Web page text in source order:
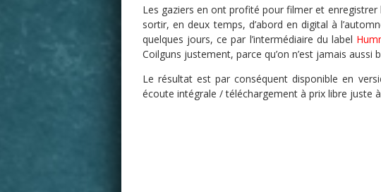
Les gaziers en ont profité pour filmer et
sortir, en deux temps, d’abord en digital à
quelques jours, ce par l’intermédiaire du label
Coilguns justement, parce qu’on n’est jamais aussi
Le résultat est par conséquent disponible en
écoute intégrale / téléchargement à prix libre juste